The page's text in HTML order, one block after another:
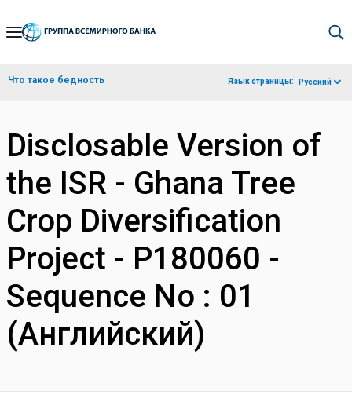
Skip
Navigation
Что такое бедность Язык страницы: Русский
Disclosable Version of
the ISR - Ghana Tree
Crop Diversification
Project - P180060 -
Sequence No : 01
(Английский)